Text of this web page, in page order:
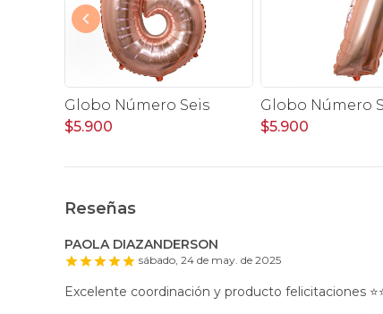
Globo Número Seis
$5.900
Globo Número
$5.900
Reseñas
PAOLA DIAZANDERSON
sábado, 24 de may. de 2025
Excelente coordinación y producto felicitaciones